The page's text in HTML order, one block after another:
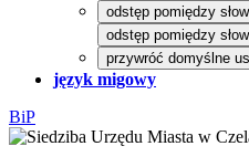
odstęp pomiędzy
odstęp pomiędzy
przywróć domyślne
język migowy
BiP